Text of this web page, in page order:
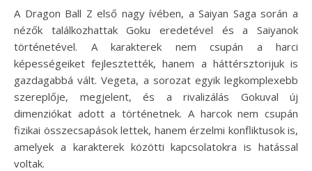
A Dragon Ball Z első nagy ívében, a Saiyan Saga során a
nézők találkozhattak Goku eredetével és a Saiyanok
történetével. A karakterek nem csupán a harci
képességeiket fejlesztették, hanem a háttérsztorijuk is
gazdagabbá vált. Vegeta, a sorozat egyik legkomplexebb
szereplője, megjelent, és a rivalizálás Gokuval új
dimenziókat adott a történetnek. A harcok nem csupán
fizikai összecsapások lettek, hanem érzelmi konfliktusok is,
amelyek a karakterek közötti kapcsolatokra is hatással
voltak.